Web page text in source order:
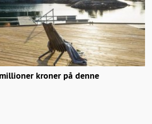
kroner på denne